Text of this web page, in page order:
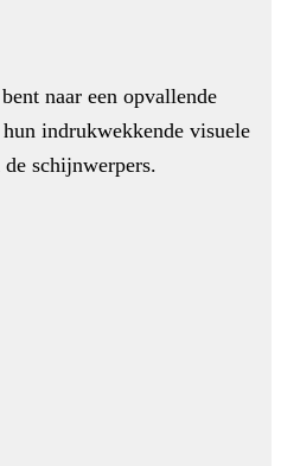
naar een opvallende
indrukwekkende visuele
schijnwerpers.